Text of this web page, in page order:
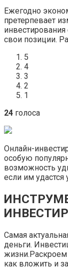
Ежегодно
претерпевает
свои позиции.
5
4
3
2
1
24 голоса
Онлайн-
особую
возможность
если им удастся
Самая
деньги.
жизни.Раскроем
как вложить и